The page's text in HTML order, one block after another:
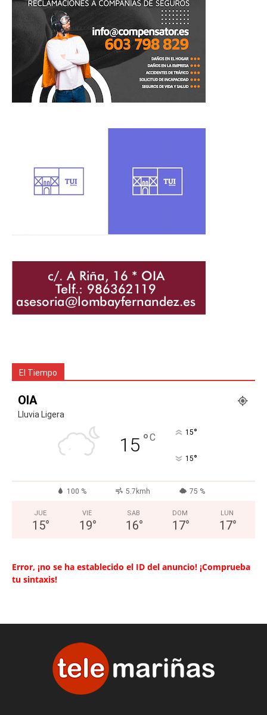
El Tiempo
OIA
Lluvia Ligera
15 °C 15°
15°
100 % 5.7kmh 75 %
JUE
15°
VIE
19°
SAB
16°
DOM
17°
LUN
17°
Error, ¡no se ha establecido el ID del anuncio! ¡Comprueba
tu sintaxis!